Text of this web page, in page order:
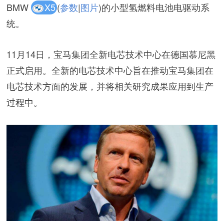
BMW
X5(参数|图片)的小型氢燃料电池电驱动系
统。
11月14日，宝马集团全新电芯技术中心在德国慕尼黑
正式启用。全新的电芯技术中心旨在推动宝马集团在
电芯技术方面的发展，并将相关研究成果应用到生产
过程中。